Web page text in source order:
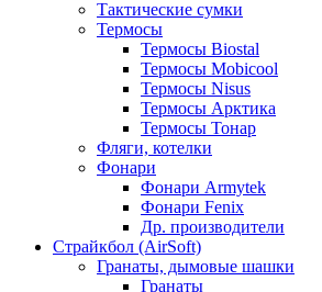
Тактические сумки
Термосы
Термосы Biostal
Термосы Mobicool
Термосы Nisus
Термосы Арктика
Термосы Тонар
Фляги, котелки
Фонари
Фонари Armytek
Фонари Fenix
Др. производители
Страйкбол (AirSoft)
Гранаты, дымовые шашки
Гранаты